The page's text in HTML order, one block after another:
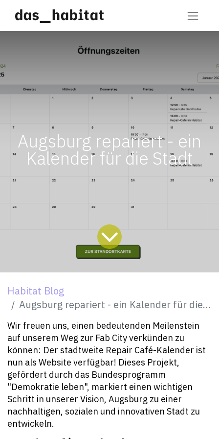
Augsburg repariert - ein
Kalender für die Stadt
Habitat Blog
Augsburg repariert - ein Kalender für die Stadt
Wir freuen uns, einen bedeutenden Meilenstein
auf unserem Weg zur Fab City verkünden zu
können: Der stadtweite Repair Café-Kalender ist
nun als Website verfügbar! Dieses Projekt,
gefördert durch das Bundesprogramm
"Demokratie leben", markiert einen wichtigen
Schritt in unserer Vision, Augsburg zu einer
nachhaltigen, sozialen und innovativen Stadt zu
entwickeln.